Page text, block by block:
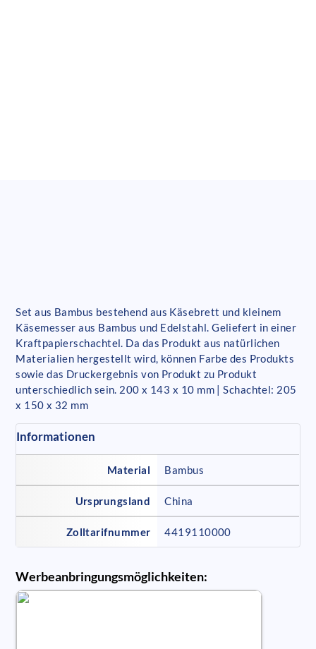
Set aus Bambus bestehend aus Käsebrett und kleinem
Käsemesser aus Bambus und Edelstahl. Geliefert in einer
Kraftpapierschachtel. Da das Produkt aus natürlichen
Materialien hergestellt wird, können Farbe des Produkts
sowie das Druckergebnis von Produkt zu Produkt
unterschiedlich sein. 200 x 143 x 10 mm | Schachtel: 205
x 150 x 32 mm
Informationen
Material Bambus
Ursprungsland China
Zolltarifnummer 4419110000
Werbeanbringungsmöglichkeiten: